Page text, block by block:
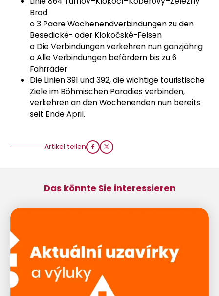
Brod
o 3 Paare Wochenendverbindungen zu den
Besedické- oder Klokočské-Felsen
o Die Verbindungen verkehren nun ganzjährig
o Alle Verbindungen befördern bis zu 6
Fahrräder
Die Linien 391 und 392, die wichtige touristische
Ziele im Böhmischen Paradies verbinden,
verkehren an den Wochenenden nun bereits
seit Ende April.
Artikel teilen
Das könnte Sie interessieren